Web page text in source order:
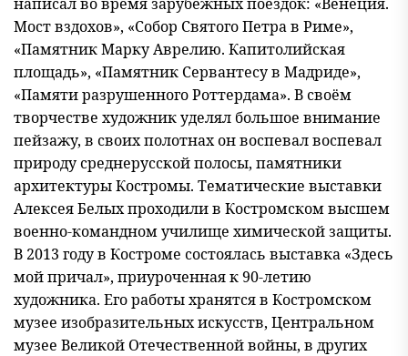
Мост вздохов», «Собор Святого Петра в Риме»,
«Памятник Марку Аврелию. Капитолийская
площадь», «Памятник Сервантесу в Мадриде»,
«Памяти разрушенного Роттердама». В своём
творчестве художник уделял большое внимание
пейзажу, в своих полотнах он воспевал воспевал
природу среднерусской полосы, памятники
архитектуры Костромы. Тематические выставки
Алексея Белых проходили в Костромском высшем
военно-командном училище химической защиты.
В 2013 году в Костроме состоялась выставка «Здесь
мой причал», приуроченная к 90-летию
художника. Его работы хранятся в Костромском
музее изобразительных искусств, Центральном
музее Великой Отечественной войны, в других